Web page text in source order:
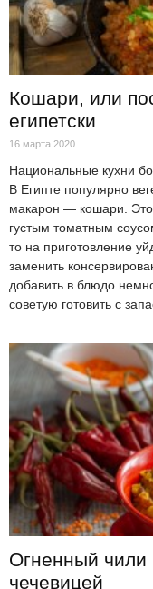
Кошари, или
египетски
16 марта 2020
Национальные кухни
В Египте популярно
макарон — кошари. Это
густым томатным
то на приготовление
заменить
добавить в блюдо
советую готовить с
Огненный чили
чечевицей